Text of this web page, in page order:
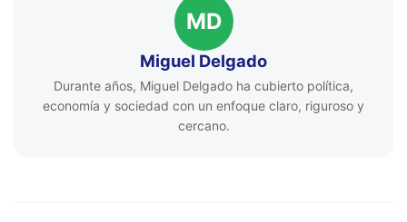
MD
Miguel Delgado
Durante años, Miguel Delgado ha cubierto política,
economía y sociedad con un enfoque claro, riguroso y
cercano.